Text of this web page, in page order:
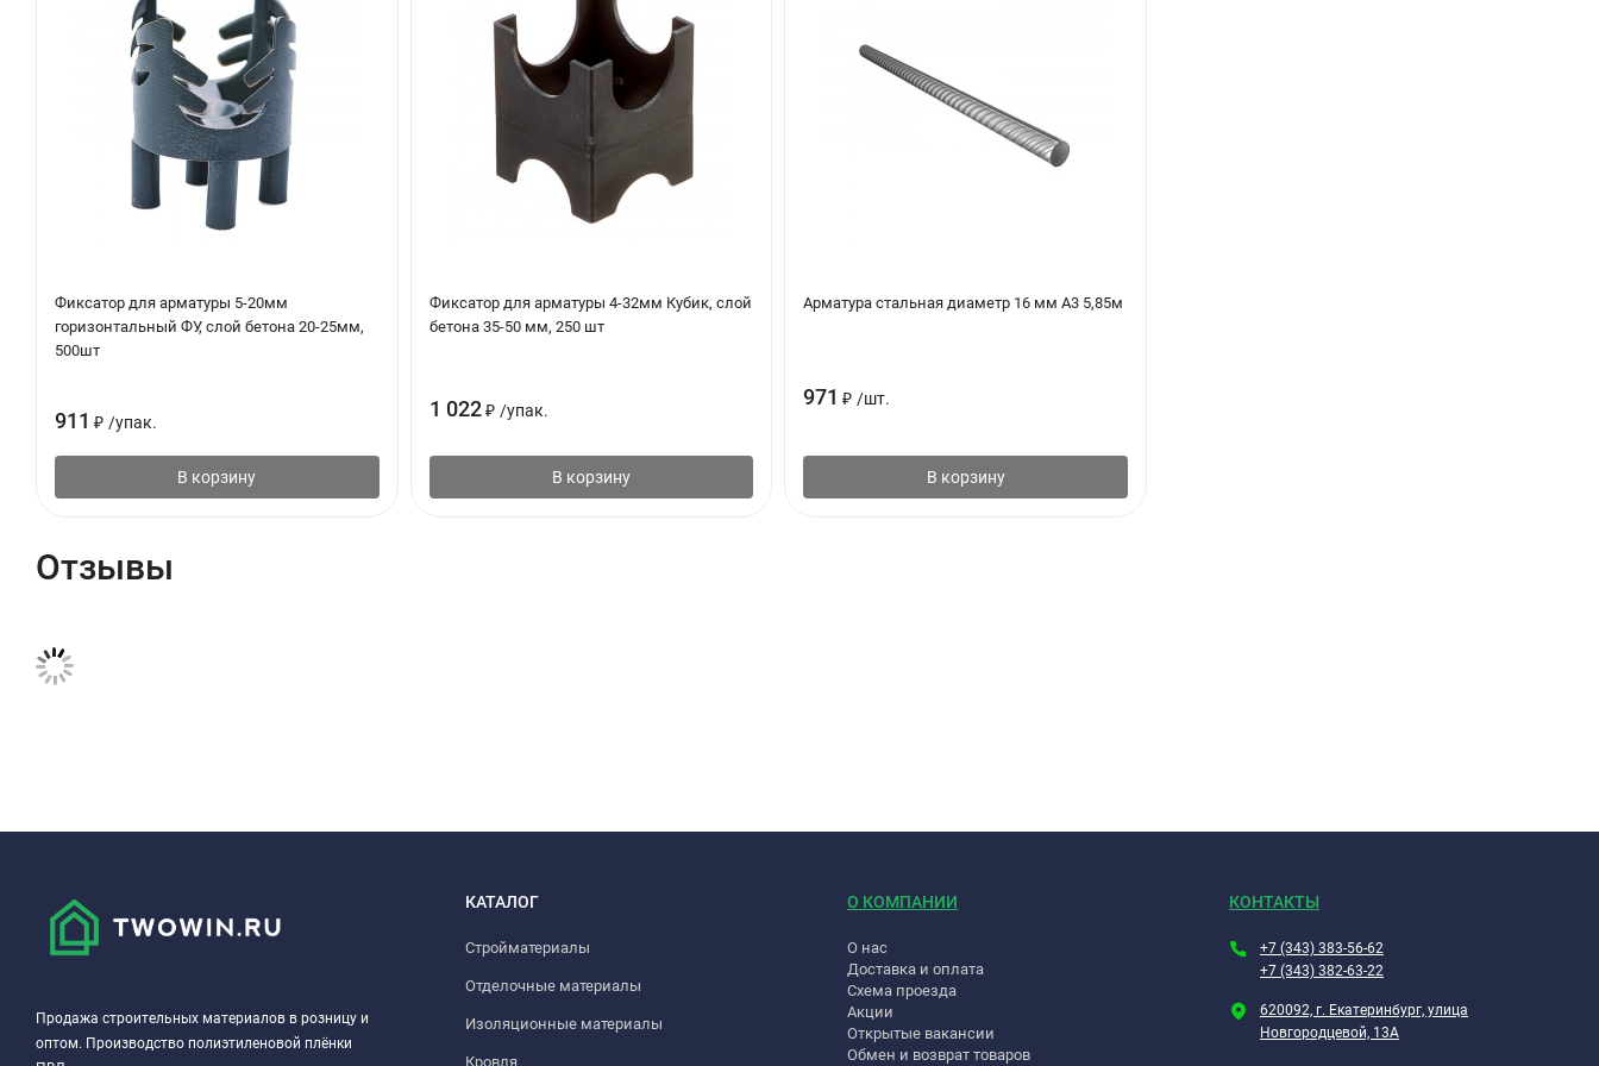
Фиксатор для арматуры 5-20мм
горизонтальный ФУ, слой бетона 20-25мм,
500шт
911 ₽ /упак.
В корзину
Фиксатор для арматуры 4-32мм Кубик, слой
бетона 35-50 мм, 250 шт
1 022 ₽ /упак.
В корзину
Арматура стальная диаметр 16 мм А3 5,85м
971 ₽ /шт.
В корзину
Отзывы
Продажа строительных материалов в розницу и
оптом. Производство полиэтиленовой плёнки
КАТАЛОГ
Стройматериалы
Отделочные материалы
Изоляционные материалы
Кровля
О КОМПАНИИ
О нас
Доставка и оплата
Схема проезда
Акции
Открытые вакансии
Обмен и возврат товаров
КОНТАКТЫ
+7 (343) 383-56-62
+7 (343) 382-63-22
620092, г. Екатеринбург, улица
Новгородцевой, 13А